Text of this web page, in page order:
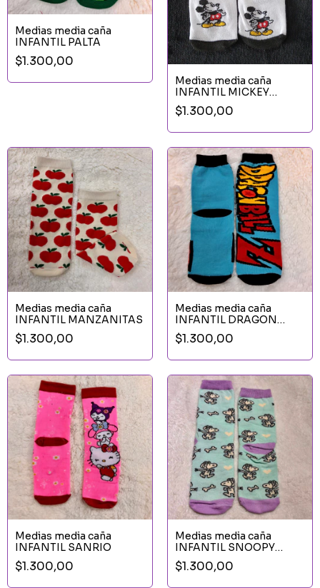
Medias media caña
INFANTIL PALTA
$1.300,00
Medias media caña
INFANTIL MICKEY
BLANCO
$1.300,00
Medias media caña
INFANTIL MANZANITAS
$1.300,00
Medias media caña
INFANTIL DRAGON
BALL Z
$1.300,00
Medias media caña
INFANTIL SANRIO
$1.300,00
Medias media caña
INFANTIL SNOOPY
AQUA
$1.300,00